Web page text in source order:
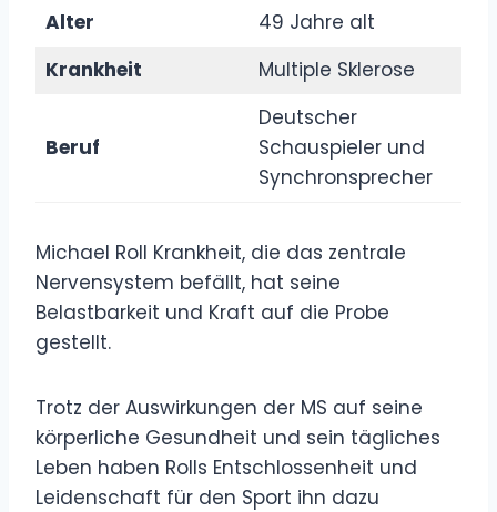
Alter
49 Jahre alt
Krankheit
Multiple Sklerose
Beruf
Deutscher
Schauspieler und
Synchronsprecher
Michael Roll Krankheit, die das zentrale
Nervensystem befällt, hat seine
Belastbarkeit und Kraft auf die Probe
gestellt.
Trotz der Auswirkungen der MS auf seine
körperliche Gesundheit und sein tägliches
Leben haben Rolls Entschlossenheit und
Leidenschaft für den Sport ihn dazu